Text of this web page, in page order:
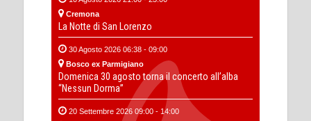
Cremona
La Notte di San Lorenzo
30 Agosto 2026 06:38 - 09:00
Bosco ex Parmigiano
Domenica 30 agosto torna il concerto all’alba
“Nessun Dorma”
20 Settembre 2026 09:00 - 14:00